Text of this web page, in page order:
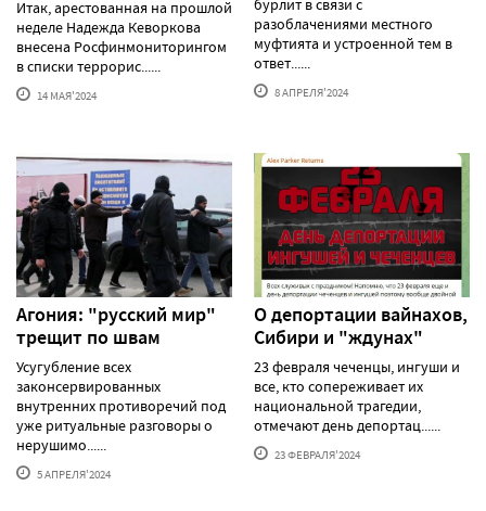
Итак, арестованная на прошлой
неделе Надежда Кеворкова
внесена Росфинмониторингом
в списки террорис......
14 МАЯ'2024
бурлит в связи с
разоблачениями местного
муфтията и устроенной тем в
ответ......
8 АПРЕЛЯ'2024
Агония: "русский мир"
трещит по швам
Усугубление всех
законсервированных
внутренних противоречий под
уже ритуальные разговоры о
нерушимо......
5 АПРЕЛЯ'2024
О депортации вайнахов,
Сибири и "ждунах"
23 февраля чеченцы, ингуши и
все, кто сопереживает их
национальной трагедии,
отмечают день депортац......
23 ФЕВРАЛЯ'2024